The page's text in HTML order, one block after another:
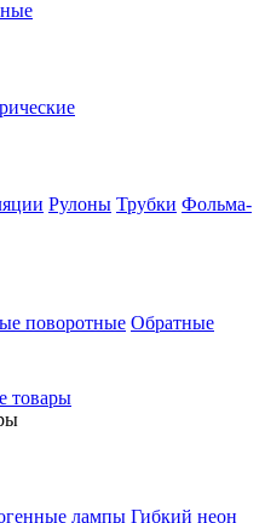
Рулоны Трубки Фольма-
поворотные Обратные
товары
лампы Гибкий неон